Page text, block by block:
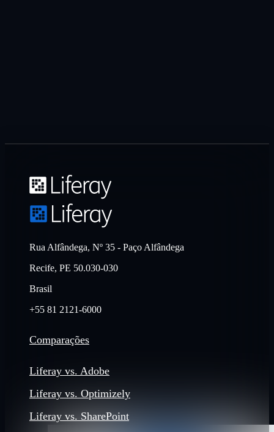
Rua Alfândega, Nº 35 - Paço Alfândega
Recife, PE 50.030-030
Brasil
+55 81 2121-6000
Comparações
Liferay vs. Adobe
Liferay vs. Optimizely
Liferay vs. SharePoint